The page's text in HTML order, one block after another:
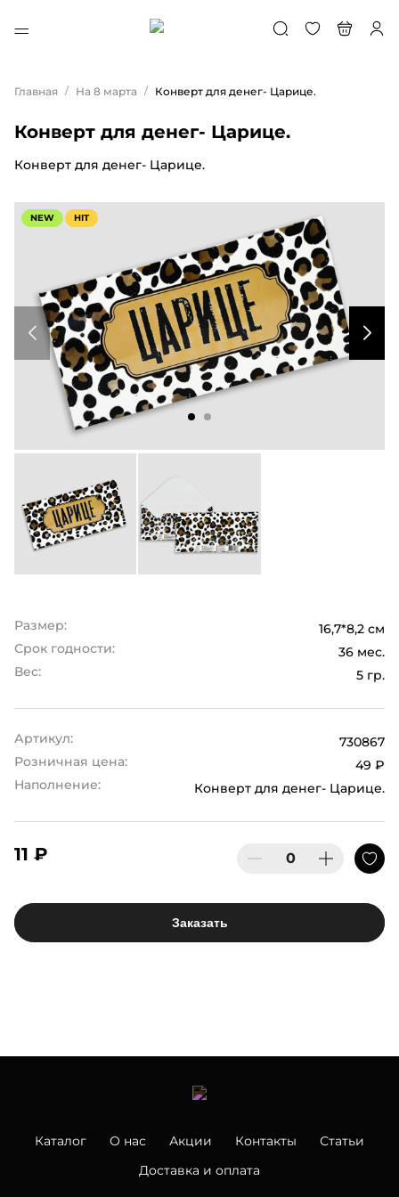
Главная / На 8 марта / Конверт для денег- Царице.
Конверт для денег- Царице.
Конверт для денег- Царице.
NEW HIT
Размер:
16,7*8,2 см
Срок годности:
36 мес.
Вес:
5 гр.
Артикул:
730867
Розничная цена:
49 ₽
Наполнение:
Конверт для денег- Царице.
11 ₽
Заказать
Каталог О нас Акции Контакты
Статьи
Доставка и оплата